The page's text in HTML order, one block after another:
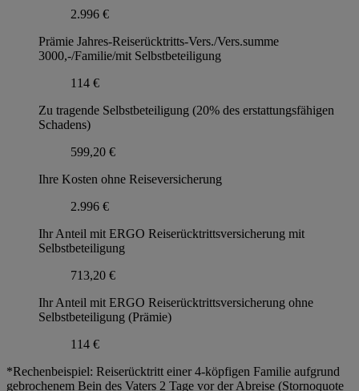
2.996 €
Prämie Jahres-Reiserücktritts-Vers./Vers.summe
3000,-/Familie/mit Selbstbeteiligung
114 €
Zu tragende Selbstbeteiligung (20% des erstattungsfähigen
Schadens)
599,20 €
Ihre Kosten ohne Reiseversicherung
2.996 €
Ihr Anteil mit ERGO Reiserücktrittsversicherung mit
Selbstbeteiligung
713,20 €
Ihr Anteil mit ERGO Reiserücktrittsversicherung ohne
Selbstbeteiligung (Prämie)
114 €
*Rechenbeispiel: Reiserücktritt einer 4-köpfigen Familie aufgrund
gebrochenem Bein des Vaters 2 Tage vor der Abreise (Stornoquote